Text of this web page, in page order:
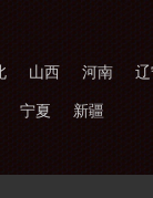
山西 河南
宁夏 新疆